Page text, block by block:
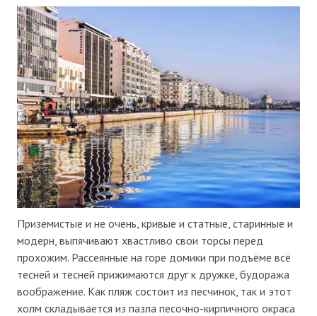
Приземистые и не очень, кривые и статные, старинные и
модерн, выпячивают хвастливо свои торсы перед
прохожим. Рассеянные на горе домики при подъёме всё
тесней и тесней прижимаются друг к дружке, будоража
воображение. Как пляж состоит из песчинок, так и этот
холм складывается из пазла песочно-кирпичного окраса